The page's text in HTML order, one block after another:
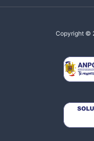
Copyright ©